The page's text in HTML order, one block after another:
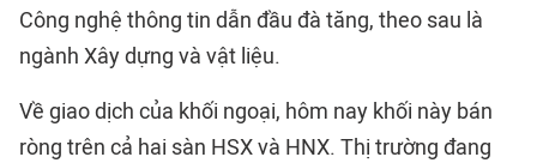
Công nghệ thông tin dẫn đầu đà tăng, theo sau là
ngành Xây dựng và vật liệu.
Về giao dịch của khối ngoại, hôm nay khối này bán
ròng trên cả hai sàn HSX và HNX. Thị trường đang